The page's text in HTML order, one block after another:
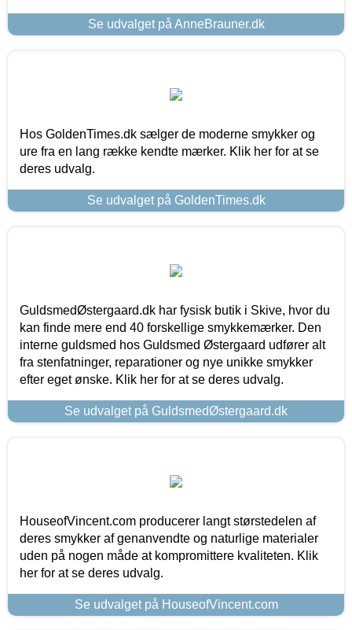
Se udvalget på AnneBrauner.dk
Hos GoldenTimes.dk sælger de moderne smykker og
ure fra en lang række kendte mærker. Klik her for at se
deres udvalg.
Se udvalget på GoldenTimes.dk
GuldsmedØstergaard.dk har fysisk butik i Skive, hvor du
kan finde mere end 40 forskellige smykkemærker. Den
interne guldsmed hos Guldsmed Østergaard udfører alt
fra stenfatninger, reparationer og nye unikke smykker
efter eget ønske. Klik her for at se deres udvalg.
Se udvalget på GuldsmedØstergaard.dk
HouseofVincent.com producerer langt størstedelen af
deres smykker af genanvendte og naturlige materialer
uden på nogen måde at kompromittere kvaliteten. Klik
her for at se deres udvalg.
Se udvalget på HouseofVincent.com